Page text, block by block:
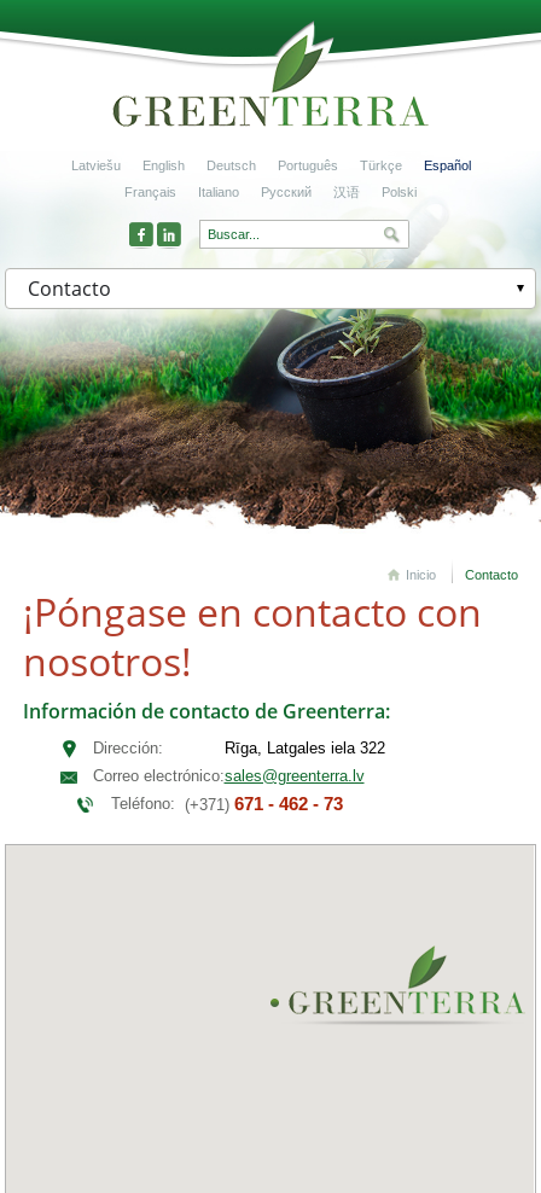
Latviešu English Deutsch Português Türkçe
Español
Français
Italiano Русский 汉语 Polski
Contacto
Inicio Contacto
¡Póngase en contacto con
nosotros!
Información de contacto de Greenterra:
Dirección:
Rīga, Latgales iela 322
Correo electrónico:sales@greenterra.lv
Teléfono: (+371) 671 - 462 - 73